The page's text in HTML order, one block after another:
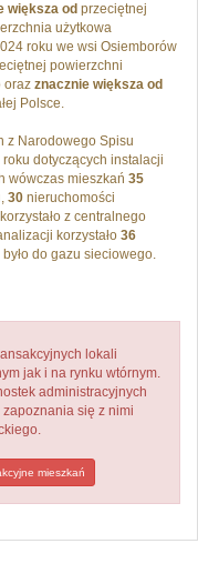
większa od przeciętnej
użytkowa
roku we wsi Osiemborów
powierzchni
oraz znacznie większa od
Polsce.
z Narodowego Spisu
roku dotyczących instalacji
wówczas mieszkań 35
30 nieruchomości
korzystało z centralnego
korzystało 36
było do gazu sieciowego.
lokali
jak i na rynku wtórnym.
administracyjnych
się z nimi
mieszkań